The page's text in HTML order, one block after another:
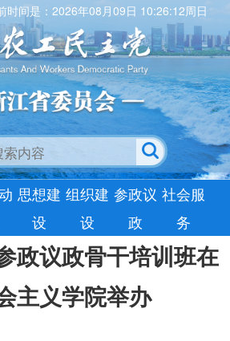
时间是：2026年08月09日 10:26:13周日
思想建
设
组织建
设
参政议
政
社会服
务
政议政骨干培训班在
主义学院举办